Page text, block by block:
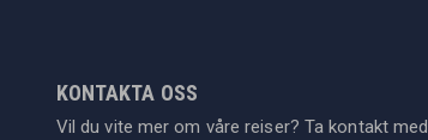
KONTAKTA OSS
Vil du vite mer om våre reiser? Ta kontakt med